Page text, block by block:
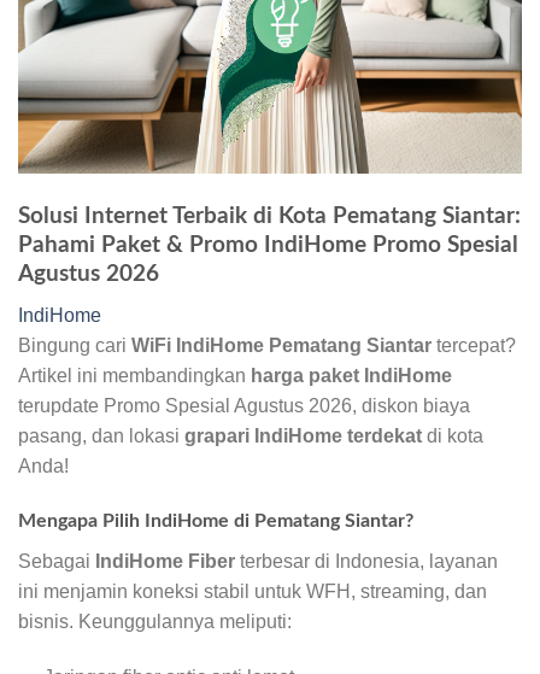
Solusi Internet Terbaik di Kota Pematang Siantar:
Pahami Paket & Promo IndiHome Promo Spesial
Agustus 2026
IndiHome
Bingung cari WiFi IndiHome Pematang Siantar tercepat?
Artikel ini membandingkan harga paket IndiHome
terupdate Promo Spesial Agustus 2026, diskon biaya
pasang, dan lokasi grapari IndiHome terdekat di kota
Anda!
Mengapa Pilih IndiHome di Pematang Siantar?
Sebagai IndiHome Fiber terbesar di Indonesia, layanan
ini menjamin koneksi stabil untuk WFH, streaming, dan
bisnis. Keunggulannya meliputi: